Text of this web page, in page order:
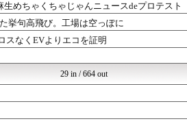
めちゃくちゃじゃんニュースdeプロテスト
挙句高飛び。工場は空っぽに
スなくEVよりエコを証明
29 in / 664 out